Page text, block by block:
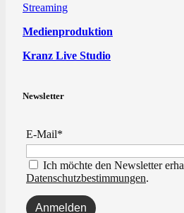
Streaming
Medienproduktion
Kranz Live Studio
Newsletter
E-Mail*
Ich möchte den Newsletter
Datenschutzbestimmungen.